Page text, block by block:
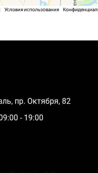
пр. Октября, 82
- 19:00